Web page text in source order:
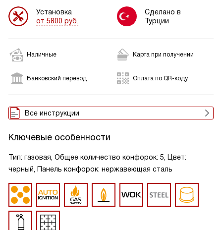
Установка
от 5800 руб.
Сделано в
Турции
Наличные Карта при получении
Банковский перевод Оплата по QR-коду
Все инструкции
Ключевые особенности
Тип: газовая, Общее количество конфорок: 5, Цвет:
черный, Панель конфорок: нержавеющая сталь